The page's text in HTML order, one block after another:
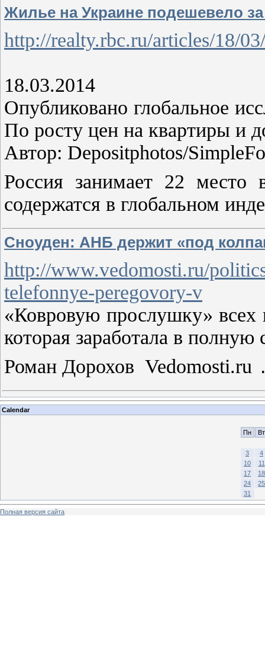
Жилье на Украине подешевело за
http://realty.rbc.ru/articles/18/
18.03.2014
Опубликовано глобальное
По росту цен на квартиры и
Автор: Depositphotos/
Россия занимает 22
содержатся в глобальном
Сноуден: АНБ держит «под
http://www.vedomosti.ru/
telefonnye-peregovory-v
«Ковровую прослушку» всех
которая заработала в полную
Роман Дорохов Vedomosti.ru
Calendar
Пн Вт
3
4
10
11
17
18
24
25
31
Полная версия сайта